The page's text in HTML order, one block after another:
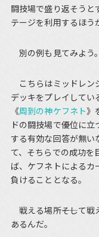
闘技場で盛り返そう
テージを利用するほう
別の例も見てみよう。
こちらはミッドレン
デッキをプレイして
《周到の神ケフネト》
ドの闘技場で優位に
する有効な回答が無い
て、そちらでの成功
ば、ケフネトによるカ
負けることとなる。
戦える場所――そして
あるんだ。